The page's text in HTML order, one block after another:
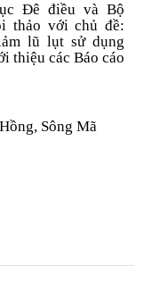
Đê điều và Bộ
thảo với chủ đề:
lũ lụt sử dụng
thiệu các Báo cáo
Sông Mã